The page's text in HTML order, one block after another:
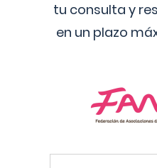
tu consulta y
en un plazo